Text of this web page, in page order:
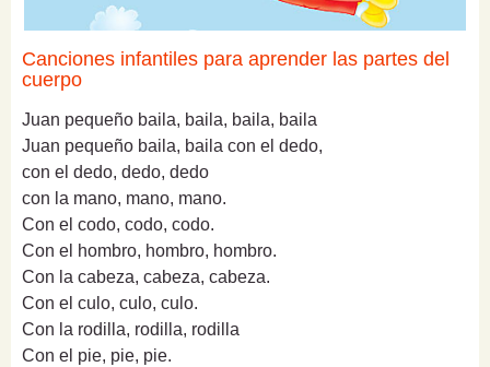
Canciones infantiles para aprender las partes del
cuerpo
Juan pequeño baila, baila, baila, baila
Juan pequeño baila, baila con el dedo,
con el dedo, dedo, dedo
con la mano, mano, mano.
Con el codo, codo, codo.
Con el hombro, hombro, hombro.
Con la cabeza, cabeza, cabeza.
Con el culo, culo, culo.
Con la rodilla, rodilla, rodilla
Con el pie, pie, pie.